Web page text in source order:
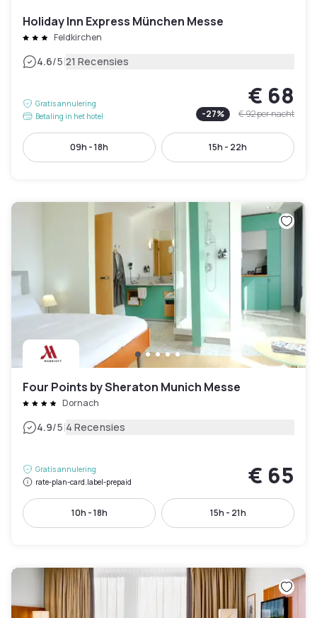
Holiday Inn Express München Messe
Feldkirchen
4.6/5|21 Recensies
Gratis annulering
Betaling in het hotel
€ 68
-27% € 92per nacht
09h - 18h 15h - 22h
Four Points by Sheraton Munich Messe
Dornach
4.9/5|4 Recensies
Gratis annulering
rate-plan-card.label-prepaid
€ 65
10h - 18h 15h - 21h